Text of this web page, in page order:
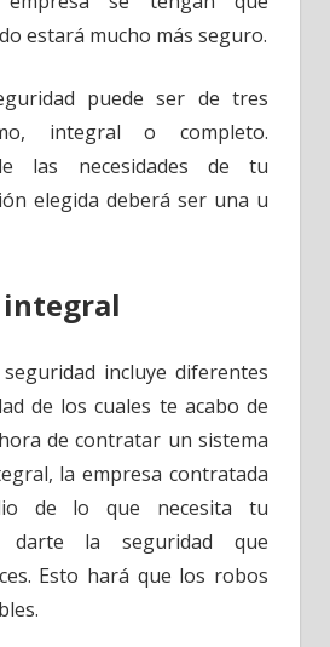
estará mucho más seguro.
puede ser de tres
integral o completo.
las necesidades de tu
elegida deberá ser una u
integral
incluye diferentes
de los cuales te acabo de
de contratar un sistema
la empresa contratada
de lo que necesita tu
darte la seguridad que
Esto hará que los robos